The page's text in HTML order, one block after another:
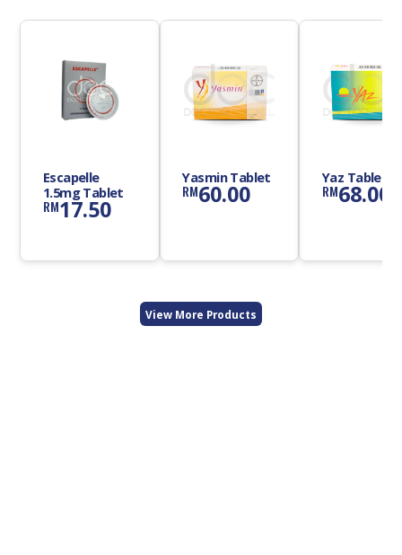
Escapelle
1.5mg Tablet
RM17.50
Yasmin Tablet
RM60.00
Yaz Tablet
RM68.00
View More Products